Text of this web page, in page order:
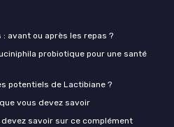
avant ou après les repas ?
probiotique pour une santé
potentiels de Lactibiane ?
vous devez savoir
savoir sur ce complément